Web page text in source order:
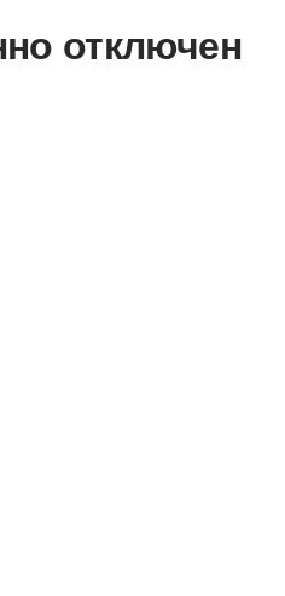
отключен